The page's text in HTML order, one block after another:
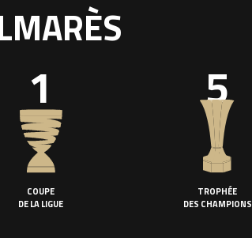
1
COUPE
DE LA LIGUE
5
TROPHÉE
DES CHAMPIONS